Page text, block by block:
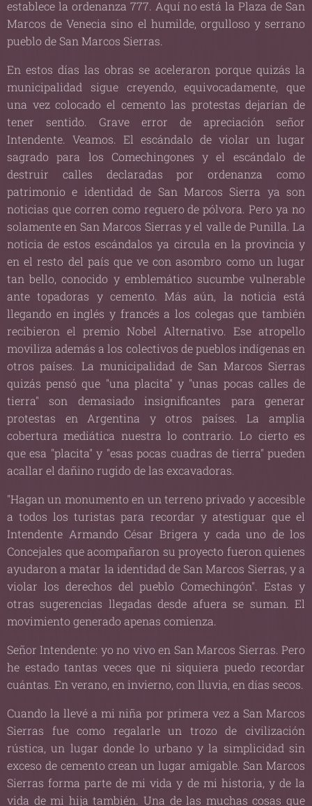
establece la ordenanza 777. Aquí no está la Plaza de San
Marcos de Venecia sino el humilde, orgulloso y serrano
pueblo de San Marcos Sierras.
En estos días las obras se aceleraron porque quizás la
municipalidad sigue creyendo, equivocadamente, que
una vez colocado el cemento las protestas dejarían de
tener sentido. Grave error de apreciación señor
Intendente. Veamos. El escándalo de violar un lugar
sagrado para los Comechingones y el escándalo de
destruir calles declaradas por ordenanza como
patrimonio e identidad de San Marcos Sierra ya son
noticias que corren como reguero de pólvora. Pero ya no
solamente en San Marcos Sierras y el valle de Punilla. La
noticia de estos escándalos ya circula en la provincia y
en el resto del país que ve con asombro como un lugar
tan bello, conocido y emblemático sucumbe vulnerable
ante topadoras y cemento. Más aún, la noticia está
llegando en inglés y francés a los colegas que también
recibieron el premio Nobel Alternativo. Ese atropello
moviliza además a los colectivos de pueblos indígenas en
otros países. La municipalidad de San Marcos Sierras
quizás pensó que "una placita" y "unas pocas calles de
tierra" son demasiado insignificantes para generar
protestas en Argentina y otros países. La amplia
cobertura mediática nuestra lo contrario. Lo cierto es
que esa "placita" y "esas pocas cuadras de tierra" pueden
acallar el dañino rugido de las excavadoras.
"Hagan un monumento en un terreno privado y accesible
a todos los turistas para recordar y atestiguar que el
Intendente Armando César Brigera y cada uno de los
Concejales que acompañaron su proyecto fueron quienes
ayudaron a matar la identidad de San Marcos Sierras, y a
violar los derechos del pueblo Comechingón". Estas y
otras sugerencias llegadas desde afuera se suman. El
movimiento generado apenas comienza.
Señor Intendente: yo no vivo en San Marcos Sierras. Pero
he estado tantas veces que ni siquiera puedo recordar
cuántas. En verano, en invierno, con lluvia, en días secos.
Cuando la llevé a mi niña por primera vez a San Marcos
Sierras fue como regalarle un trozo de civilización
rústica, un lugar donde lo urbano y la simplicidad sin
exceso de cemento crean un lugar amigable. San Marcos
Sierras forma parte de mi vida y de mi historia, y de la
vida de mi hija también. Una de las muchas cosas que